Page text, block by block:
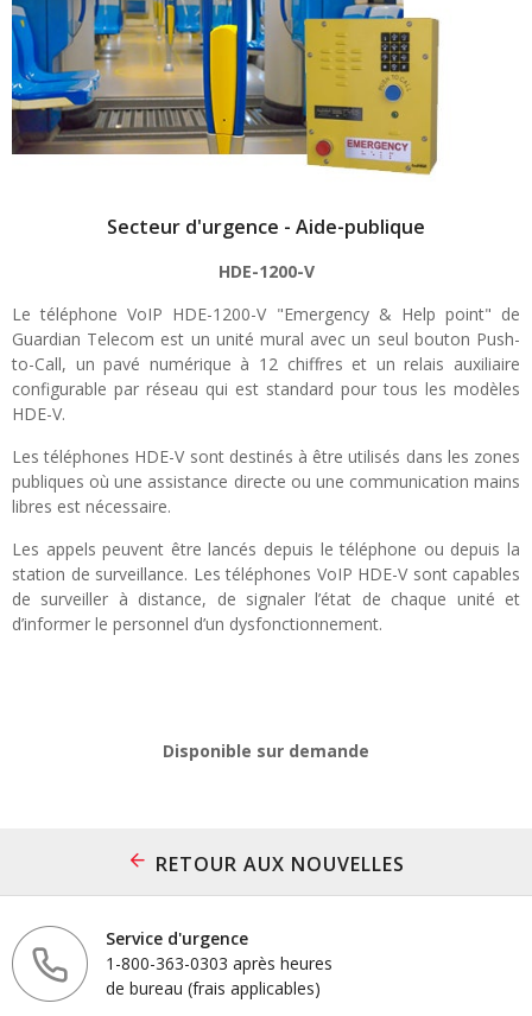
Secteur d'urgence - Aide-publique
HDE-1200-V
Le téléphone VoIP HDE-1200-V "Emergency & Help point" de
Guardian Telecom est un unité mural avec un seul bouton Push-
to-Call, un pavé numérique à 12 chiffres et un relais auxiliaire
configurable par réseau qui est standard pour tous les modèles
HDE-V.
Les téléphones HDE-V sont destinés à être utilisés dans les zones
publiques où une assistance directe ou une communication mains
libres est nécessaire.
Les appels peuvent être lancés depuis le téléphone ou depuis la
station de surveillance. Les téléphones VoIP HDE-V sont capables
de surveiller à distance, de signaler l’état de chaque unité et
d’informer le personnel d’un dysfonctionnement.
Disponible sur demande
RETOUR AUX NOUVELLES
Service d'urgence
1-800-363-0303 après heures
de bureau (frais applicables)